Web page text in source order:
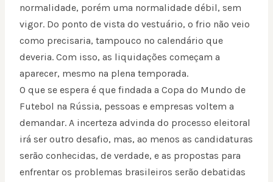
normalidade, porém uma normalidade débil, sem
vigor. Do ponto de vista do vestuário, o frio não veio
como precisaria, tampouco no calendário que
deveria. Com isso, as liquidações começam a
aparecer, mesmo na plena temporada.
O que se espera é que findada a Copa do Mundo de
Futebol na Rússia, pessoas e empresas voltem a
demandar. A incerteza advinda do processo eleitoral
irá ser outro desafio, mas, ao menos as candidaturas
serão conhecidas, de verdade, e as propostas para
enfrentar os problemas brasileiros serão debatidas